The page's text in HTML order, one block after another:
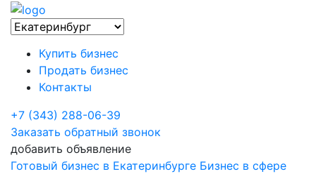
Купить бизнес
Продать бизнес
Контакты
+7 (343) 288-06-39
Заказать обратный звонок
добавить объявление
Готовый бизнес в Екатеринбурге Бизнес в сфере